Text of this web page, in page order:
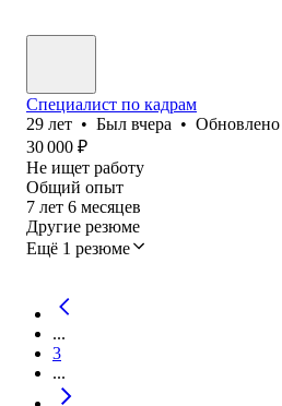
Специалист по кадрам
29 лет • Был вчера • Обновлено
30 000 ₽
Не ищет работу
Общий опыт
7 лет 6 месяцев
Другие резюме
Ещё 1 резюме
...
3
...